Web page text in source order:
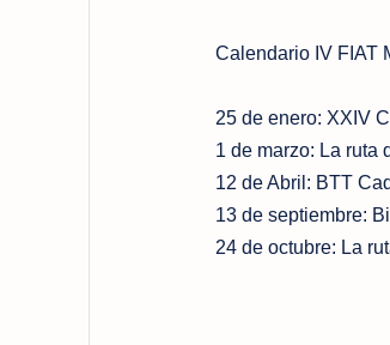
Calendario IV FIAT
25 de enero: XXIV
1 de marzo: La ruta
12 de Abril: BTT
13 de septiembre:
24 de octubre: La